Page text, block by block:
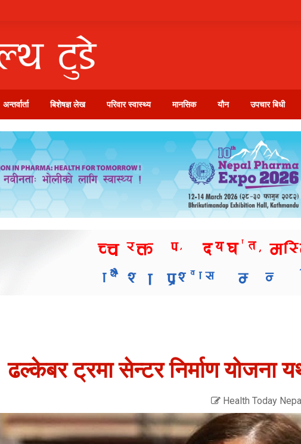
अन्तर्वार्ता बिशेषज्ञ लेख परिवार स्वास्थ्य मानसिक यौन उपचार बिधी
ढल्केबर ट्रमा सेन्टर निर्माण योजना
Health Today